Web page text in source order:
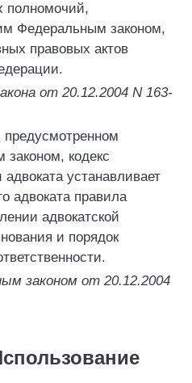
полномочий,
Федеральным законом,
правовых актов
от 20.12.2004 N 163-
кодекс
устанавливает
адвоката правила
адвокатской
и порядок
законом от 20.12.2004